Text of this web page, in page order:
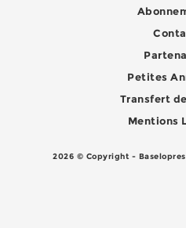
Petites
Transfert
Mentions
2026 © Copyright -